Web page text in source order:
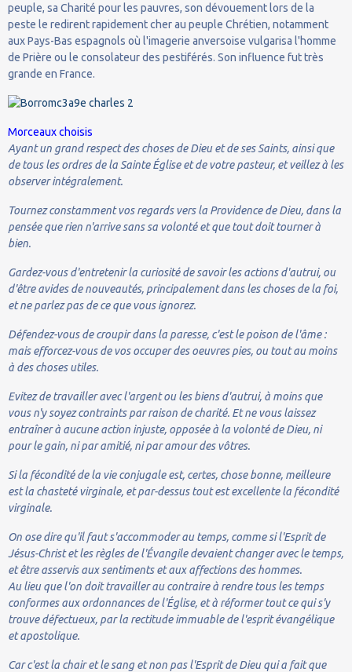
peuple, sa Charité pour les pauvres, son dévouement lors de la
peste le redirent rapidement cher au peuple Chrétien, notamment
aux Pays-Bas espagnols où l'imagerie anversoise vulgarisa l'homme
de Prière ou le consolateur des pestiférés. Son influence fut très
grande en France.
Morceaux choisis
Ayant un grand respect des choses de Dieu et de ses Saints, ainsi que
de tous les ordres de la Sainte Église et de votre pasteur, et veillez à les
observer intégralement.
Tournez constamment vos regards vers la Providence de Dieu, dans la
pensée que rien n'arrive sans sa volonté et que tout doit tourner à
bien.
Gardez-vous d'entretenir la curiosité de savoir les actions d'autrui, ou
d'être avides de nouveautés, principalement dans les choses de la foi,
et ne parlez pas de ce que vous ignorez.
Défendez-vous de croupir dans la paresse, c'est le poison de l'âme :
mais efforcez-vous de vos occuper des oeuvres pies, ou tout au moins
à des choses utiles.
Evitez de travailler avec l'argent ou les biens d'autrui, à moins que
vous n'y soyez contraints par raison de charité. Et ne vous laissez
entraîner à aucune action injuste, opposée à la volonté de Dieu, ni
pour le gain, ni par amitié, ni par amour des vôtres.
Si la fécondité de la vie conjugale est, certes, chose bonne, meilleure
est la chasteté virginale, et par-dessus tout est excellente la fécondité
virginale.
On ose dire qu'il faut s'accommoder au temps, comme si l'Esprit de
Jésus-Christ et les règles de l'Évangile devaient changer avec le temps,
et être asservis aux sentiments et aux affections des hommes.
Au lieu que l'on doit travailler au contraire à rendre tous les temps
conformes aux ordonnances de l'Église, et à réformer tout ce qui s'y
trouve défectueux, par la rectitude immuable de l'esprit évangélique
et apostolique.
Car c'est la chair et le sang et non pas l'Esprit de Dieu qui a fait que